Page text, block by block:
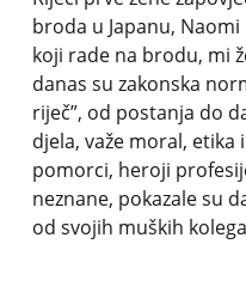
broda u Japanu,
koji rade na brodu, mi
danas su zakonska
riječ”, od postanja do
djela, važe moral, etika
pomorci, heroji
neznane, pokazale su
od svojih muških